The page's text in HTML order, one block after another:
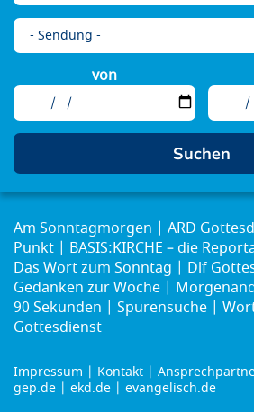
von
Am Sonntagmorgen ARD
Punkt
BASIS:KIRCHE – die
Das Wort zum Sonntag
Dlf
Gedanken zur Woche
90 Sekunden
Spurensuche
Gottesdienst
Footer
Impressum Kontakt
gep.de
ekd.de
evangelisch.de